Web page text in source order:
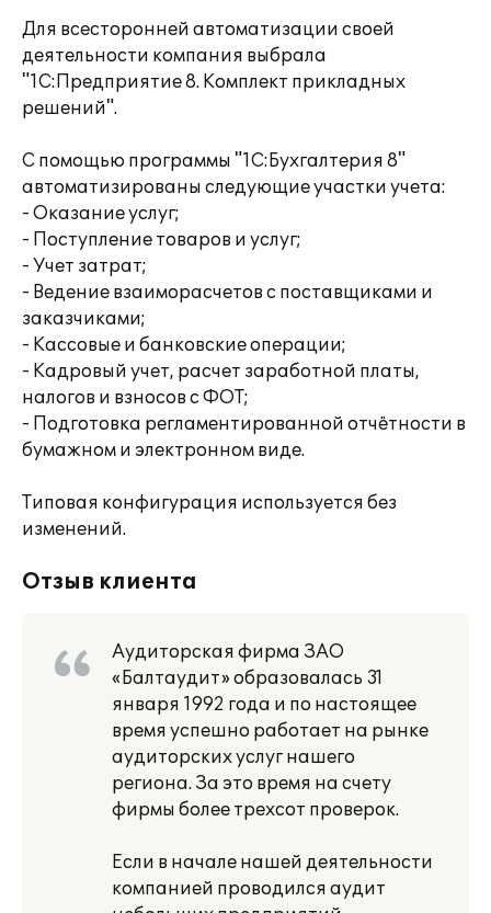
Для всесторонней автоматизации своей
деятельности компания выбрала
"1С:Предприятие 8. Комплект прикладных
решений".
С помощью программы "1С:Бухгалтерия 8"
автоматизированы следующие участки учета:
- Оказание услуг;
- Поступление товаров и услуг;
- Учет затрат;
- Ведение взаиморасчетов с поставщиками и
заказчиками;
- Кассовые и банковские операции;
- Кадровый учет, расчет заработной платы,
налогов и взносов с ФОТ;
- Подготовка регламентированной отчётности в
бумажном и электронном виде.
Типовая конфигурация используется без
изменений.
Отзыв клиента
Аудиторская фирма ЗАО
«Балтаудит» образовалась 31
января 1992 года и по настоящее
время успешно работает на рынке
аудиторских услуг нашего
региона. За это время на счету
фирмы более трехсот проверок.
Если в начале нашей деятельности
компанией проводился аудит